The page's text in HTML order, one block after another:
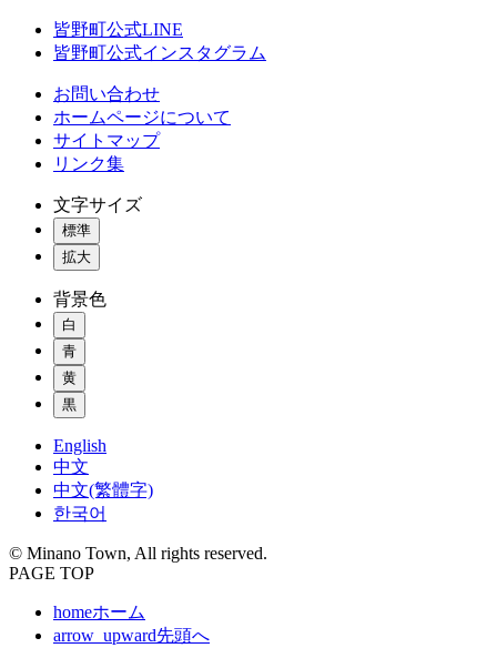
皆野町公式LINE
皆野町公式インスタグラム
お問い合わせ
ホームページについて
サイトマップ
リンク集
文字サイズ
標準
拡大
背景色
白
青
黄
黒
English
中文
中文(繁體字)
한국어
© Minano Town, All rights reserved.
PAGE TOP
homeホーム
arrow_upward先頭へ